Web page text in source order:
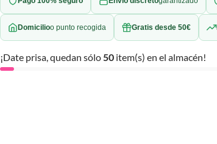
Domicilioo punto recogida Gratis desde 50€
¡Date prisa, quedan sólo50 item(s) en el almacén!